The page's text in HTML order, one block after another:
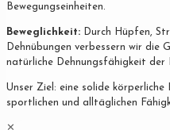
Bewegungseinheiten.
Beweglichkeit: Durch Hüpfen,
Dehnübungen verbessern wir die
natürliche Dehnungsfähigkeit der
Unser Ziel: eine solide
sportlichen und alltäglichen
✕